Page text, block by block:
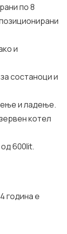
по 8
и
состаноци и
и ладење.
котел
600lit.
година е